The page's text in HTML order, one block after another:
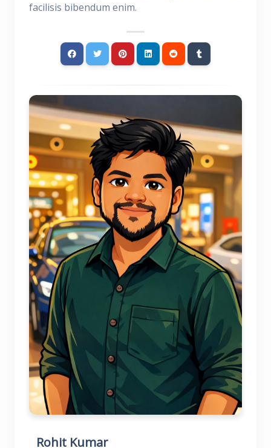
facilisis bibendum enim.
Rohit Kumar